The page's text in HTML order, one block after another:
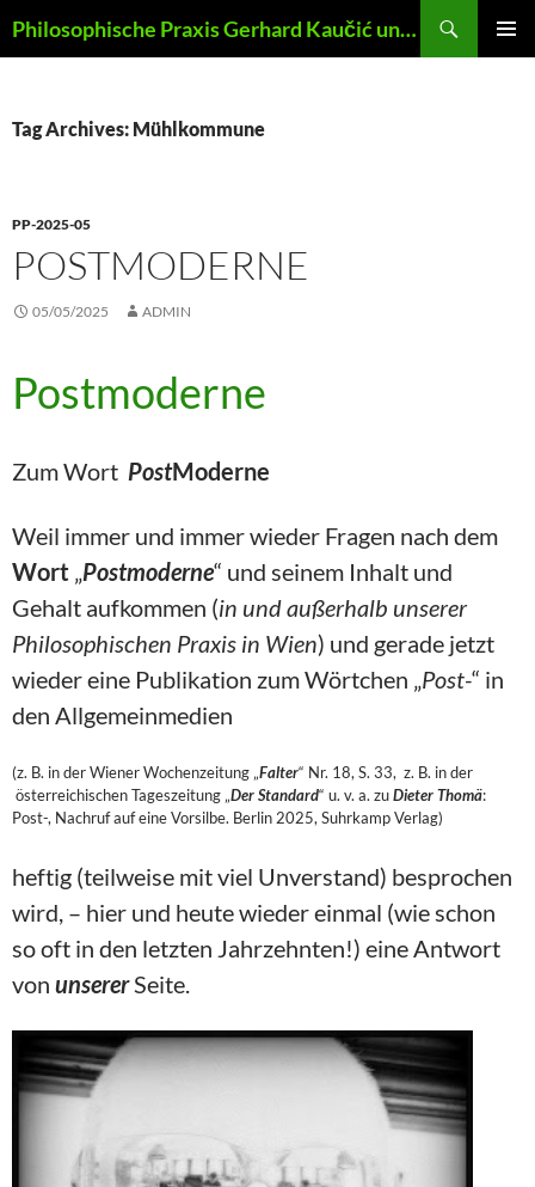
to
Philosophische Praxis Gerhard Kaučić und Anna Lydia Huber
Tag Archives: Mühlkommune
PP-2025-05
POSTMODERNE
05/05/2025 ADMIN
Postmoderne
Zum Wort PostModerne
Weil immer und immer wieder Fragen nach dem
Wort „Postmoderne“ und seinem Inhalt und
Gehalt aufkommen (in und außerhalb unserer
Philosophischen Praxis in Wien) und gerade jetzt
wieder eine Publikation zum Wörtchen „Post-“ in
den Allgemeinmedien
(z. B. in der Wiener Wochenzeitung „Falter“ Nr. 18, S. 33, z. B. in der
österreichischen Tageszeitung „Der Standard“ u. v. a. zuDieter Thomä:
Post-, Nachruf auf eine Vorsilbe. Berlin 2025, Suhrkamp Verlag)
heftig (teilweise mit viel Unverstand) besprochen
wird, – hier und heute wieder einmal (wie schon
so oft in den letzten Jahrzehnten!) eine Antwort
von unsererSeite.